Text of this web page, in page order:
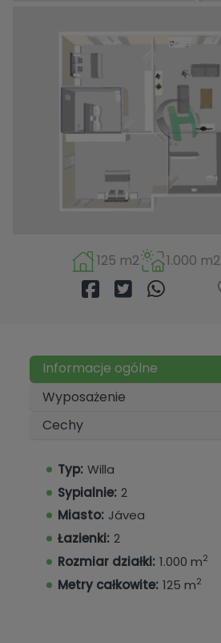
125 m2 1.000 m2
Informacje ogólne
Wyposażenie
Cechy
Typ: Willa
Sypialnie: 2
Miasto: Jávea
Łazienki: 2
Rozmiar działki: 1.000 m2
Metry całkowite: 125 m2